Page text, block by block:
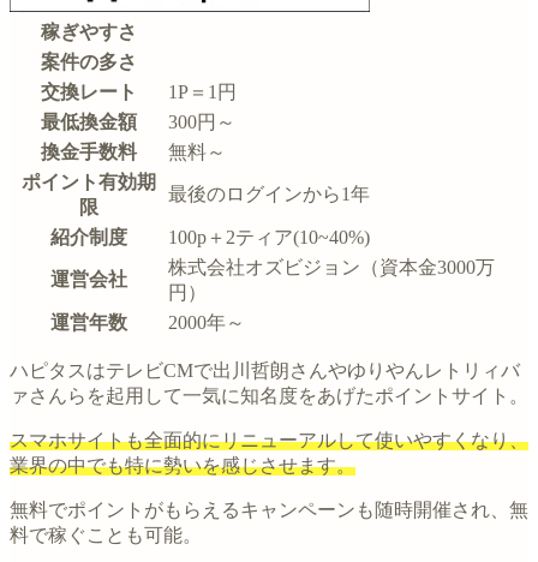
稼ぎやすさ
案件の多さ
交換レート
1P＝1円
最低換金額
300円～
換金手数料
無料～
ポイント有効期
限
最後のログインから1年
紹介制度 100p＋2ティア(10~40%)
運営会社
株式会社オズビジョン（資本金3000万
円）
運営年数
2000年～
ハピタスはテレビCMで出川哲朗さんやゆりやんレトリィバ
ァさんらを起用して一気に知名度をあげたポイントサイト。
スマホサイトも全面的にリニューアルして使いやすくなり、
業界の中でも特に勢いを感じさせます。
無料でポイントがもらえるキャンペーンも随時開催され、無
料で稼ぐことも可能。